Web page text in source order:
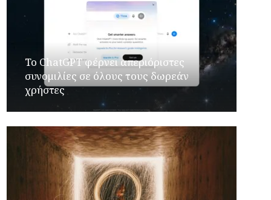
Το ChatGPT φέρνει απεριόριστες
συνομιλίες σε όλους τους δωρεάν
χρήστες